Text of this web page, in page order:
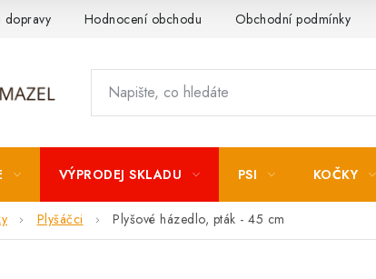
dopravy Hodnocení obchodu Obchodní podmínky
VÝPRODEJ SKLADU PSI KOČKY
Plyšáčci Plyšové házedlo, pták - 45 cm